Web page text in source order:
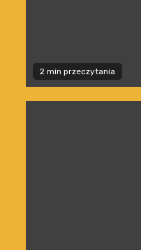
2 min przeczytania